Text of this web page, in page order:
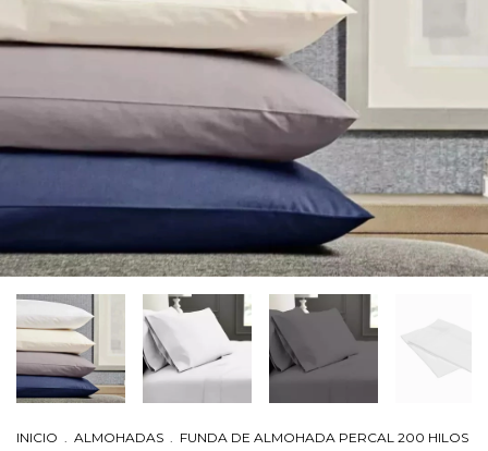
INICIO . ALMOHADAS . FUNDA DE ALMOHADA PERCAL 200 HILOS